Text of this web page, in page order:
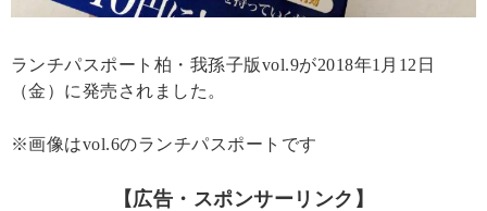
ランチパスポート柏・我孫子版vol.9が2018年1月12日
（金）に発売されました。
※画像はvol.6のランチパスポートです
【広告・スポンサーリンク】